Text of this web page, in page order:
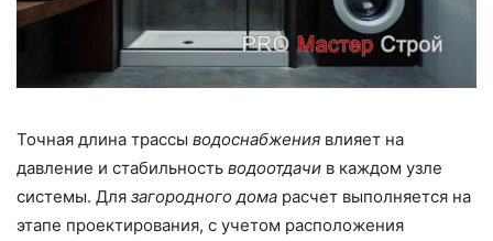
Точная длина трассы водоснабжения влияет на
давление и стабильность водоотдачи в каждом узле
системы. Для загородного дома расчет выполняется на
этапе проектирования, с учетом расположения